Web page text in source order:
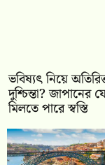
ভবিষ্যৎ নিয়ে
দুশ্চিন্তা? জাপানের
মিলতে পারে স্বস্তি